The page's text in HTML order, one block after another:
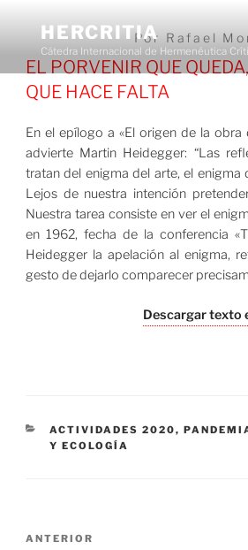
contenido
HERCRITIA
Cátedra Internacional de Hermenéutica
Por Rafael
EL PORVENIR QUE
QUE HACE FALTA
En el epílogo a «El origen de la obra
advierte Martin Heidegger: “Las
tratan del enigma del arte, el enigma
Lejos de nuestra intención
Nuestra tarea consiste en ver el
en 1962, fecha de la conferencia
Heidegger la apelación al enigma,
gesto de dejarlo comparecer
Descargar texto
CATEGORÍAS
ACTIVIDADES 2020,
Y ECOLOGÍA
Navegación
Entrada
ANTERIOR